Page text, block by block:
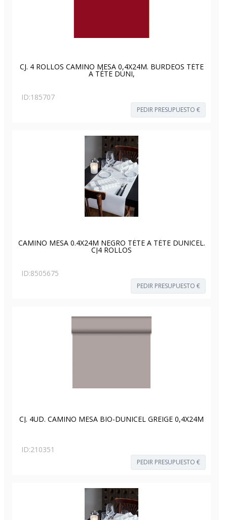
CJ. 4 ROLLOS CAMINO MESA 0,4X24M. BURDEOS TÉTE
A TÉTE DUNI,
ID:185707
PEDIR PRESUPUESTO €
CAMINO MESA 0.4X24M NEGRO TÉTE A TÉTE DUNICEL.
CJ4 ROLLOS
ID:8505675
PEDIR PRESUPUESTO €
CJ. 4UD. CAMINO MESA BIO-DUNICEL GREIGE 0,4X24M
ID:210351
PEDIR PRESUPUESTO €